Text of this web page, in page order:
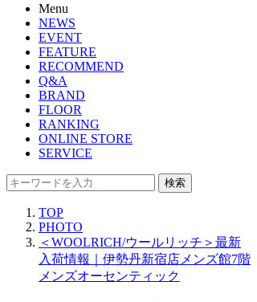
Menu
NEWS
EVENT
FEATURE
RECOMMEND
Q&A
BRAND
FLOOR
RANKING
ONLINE STORE
SERVICE
検索
TOP
PHOTO
＜WOOLRICH/ウールリッチ＞最新
入荷情報｜伊勢丹新宿店メンズ館7階
メンズオーセンティック